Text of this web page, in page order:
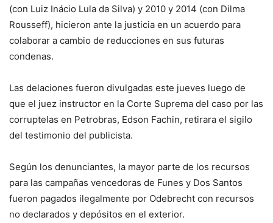
(con Luiz Inácio Lula da Silva) y 2010 y 2014 (con Dilma
Rousseff), hicieron ante la justicia en un acuerdo para
colaborar a cambio de reducciones en sus futuras
condenas.
Las delaciones fueron divulgadas este jueves luego de
que el juez instructor en la Corte Suprema del caso por las
corruptelas en Petrobras, Edson Fachin, retirara el sigilo
del testimonio del publicista.
Según los denunciantes, la mayor parte de los recursos
para las campañas vencedoras de Funes y Dos Santos
fueron pagados ilegalmente por Odebrecht con recursos
no declarados y depósitos en el exterior.